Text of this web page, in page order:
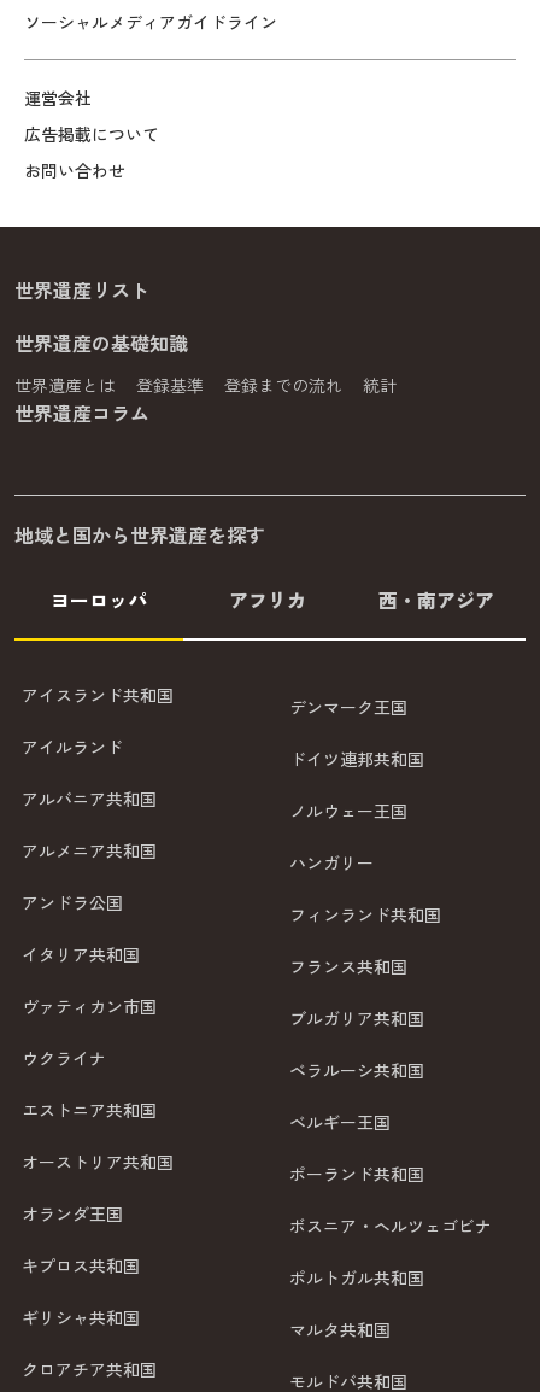
ソーシャルメディアガイドライン
運営会社
広告掲載について
お問い合わせ
世界遺産リスト
世界遺産の基礎知識
世界遺産とは 登録基準 登録までの流れ 統計
世界遺産コラム
地域と国から世界遺産を探す
ヨーロッパ アフリカ 西・南アジア
アイスランド共和国
アイルランド
アルバニア共和国
アルメニア共和国
アンドラ公国
イタリア共和国
ヴァティカン市国
ウクライナ
エストニア共和国
オーストリア共和国
オランダ王国
キプロス共和国
ギリシャ共和国
クロアチア共和国
デンマーク王国
ドイツ連邦共和国
ノルウェー王国
ハンガリー
フィンランド共和国
フランス共和国
ブルガリア共和国
ベラルーシ共和国
ベルギー王国
ポーランド共和国
ボスニア・ヘルツェゴビナ
ポルトガル共和国
マルタ共和国
モルドバ共和国